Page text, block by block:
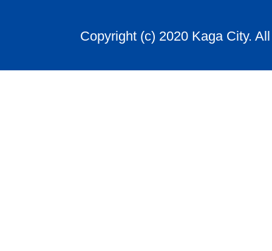
Copyright (c) 2020 Kaga City.